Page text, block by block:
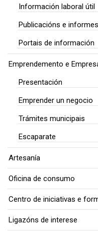
Información laboral útil
Publicacións e informes
Portais de información
Emprendemento e
Presentación
Emprender un negocio
Trámites municipais
Escaparate
Artesanía
Oficina de consumo
Centro de iniciativas e
Ligazóns de interese